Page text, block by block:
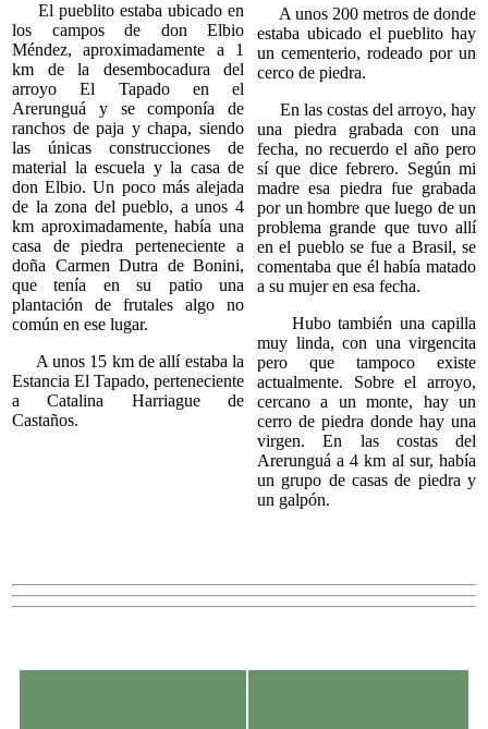
El pueblito estaba ubicado en
los campos de don Elbio
Méndez, aproximadamente a 1
km de la desembocadura del
arroyo El Tapado en el
Arerunguá y se componía de
ranchos de paja y chapa, siendo
las únicas construcciones de
material la escuela y la casa de
don Elbio. Un poco más alejada
de la zona del pueblo, a unos 4
km aproximadamente, había una
casa de piedra perteneciente a
doña Carmen Dutra de Bonini,
que tenía en su patio una
plantación de frutales algo no
común en ese lugar.
A unos 15 km de allí estaba la
Estancia El Tapado, perteneciente
a Catalina Harriague de
Castaños.
A unos 200 metros de donde
estaba ubicado el pueblito hay
un cementerio, rodeado por un
cerco de piedra.
En las costas del arroyo, hay
una piedra grabada con una
fecha, no recuerdo el año pero
sí que dice febrero. Según mi
madre esa piedra fue grabada
por un hombre que luego de un
problema grande que tuvo allí
en el pueblo se fue a Brasil, se
comentaba que él había matado
a su mujer en esa fecha.
Hubo también una capilla
muy linda, con una virgencita
pero que tampoco existe
actualmente. Sobre el arroyo,
cercano a un monte, hay un
cerro de piedra donde hay una
virgen. En las costas del
Arerunguá a 4 km al sur, había
un grupo de casas de piedra y
un galpón.